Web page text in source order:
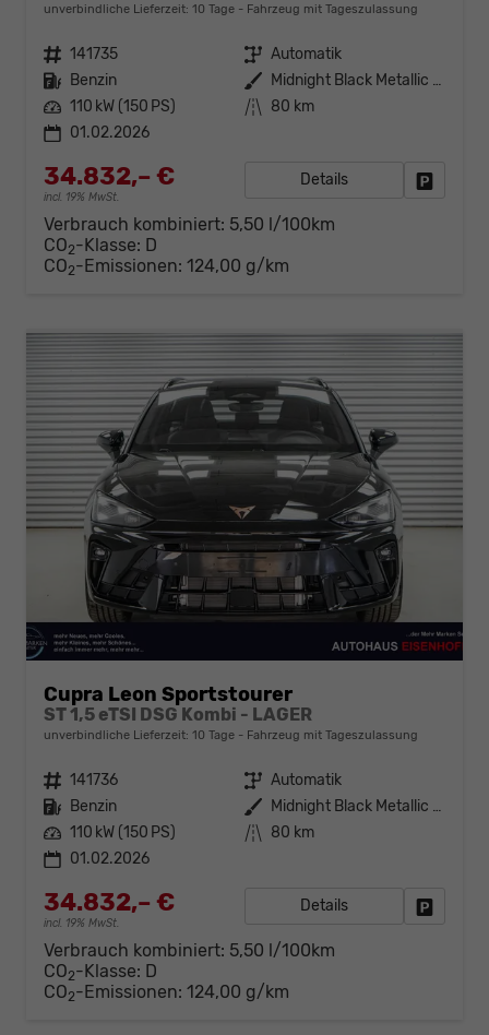
unverbindliche Lieferzeit: 10 Tage Fahrzeug mit Tageszulassung
Fahrzeugnr. 141735 Getriebe Automatik
Kraftstoff Benzin Außenfarbe
Midnight Black Metallic (0E)
Leistung 110 kW (150 PS) Kilometerstand 80 km
01.02.2026
34.832,– €
incl. 19% MwSt.
Details
Verbrauch kombiniert: 5,50 l/100km
CO2-Klasse: D
CO2-Emissionen: 124,00 g/km
Cupra Leon Sportstourer
ST 1,5 eTSI DSG Kombi - LAGER
unverbindliche Lieferzeit: 10 Tage Fahrzeug mit Tageszulassung
Fahrzeugnr. 141736 Getriebe Automatik
Kraftstoff Benzin Außenfarbe
Midnight Black Metallic (0E)
Leistung 110 kW (150 PS) Kilometerstand 80 km
01.02.2026
34.832,– €
incl. 19% MwSt.
Details
Verbrauch kombiniert: 5,50 l/100km
CO2-Klasse: D
CO2-Emissionen: 124,00 g/km